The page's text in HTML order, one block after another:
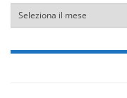
Archivio